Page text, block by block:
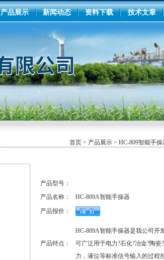
产品展示 新闻动态 资料下载 技术文章
首页> 产品展示> HC-809智能手操
产品型号：
产品名称：
HC-809A智能手操器
产品报价：
产品特点：
HC-809A智能手操器是我公司开
可广泛用于电力?石化?冶金?陶
力，液位等标准信号输入的过程